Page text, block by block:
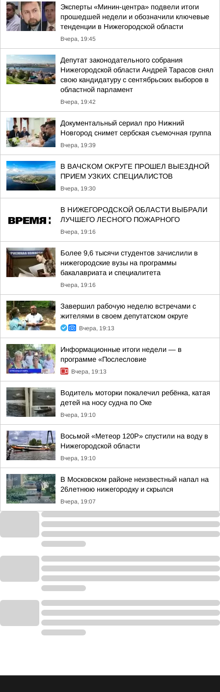
Эксперты «Минин-центра» подвели итоги
прошедшей недели и обозначили ключевые
тенденции в Нижегородской области
Вчера, 19:45
Депутат законодательного собрания
Нижегородской области Андрей Тарасов снял
свою кандидатуру с сентябрьских выборов в
областной парламент
Вчера, 19:42
Документальный сериал про Нижний
Новгород снимет сербская съемочная группа
Вчера, 19:39
В ВАЧСКОМ ОКРУГЕ ПРОШЕЛ ВЫЕЗДНОЙ
ПРИЕМ УЗКИХ СПЕЦИАЛИСТОВ
Вчера, 19:30
В НИЖЕГОРОДСКОЙ ОБЛАСТИ ВЫБРАЛИ
ЛУЧШЕГО ЛЕСНОГО ПОЖАРНОГО
Вчера, 19:16
Более 9,6 тысячи студентов зачислили в
нижегородские вузы на программы
бакалавриата и специалитета
Вчера, 19:16
Завершил рабочую неделю встречами с
жителями в своем депутатском округе
Вчера, 19:13
Информационные итоги недели — в
программе «Послесловие
Вчера, 19:13
Водитель моторки покалечил ребёнка, катая
детей на носу судна по Оке
Вчера, 19:10
Восьмой «Метеор 120Р» спустили на воду в
Нижегородской области
Вчера, 19:10
В Московском районе неизвестный напал на
26летнюю нижегородку и скрылся
Вчера, 19:07